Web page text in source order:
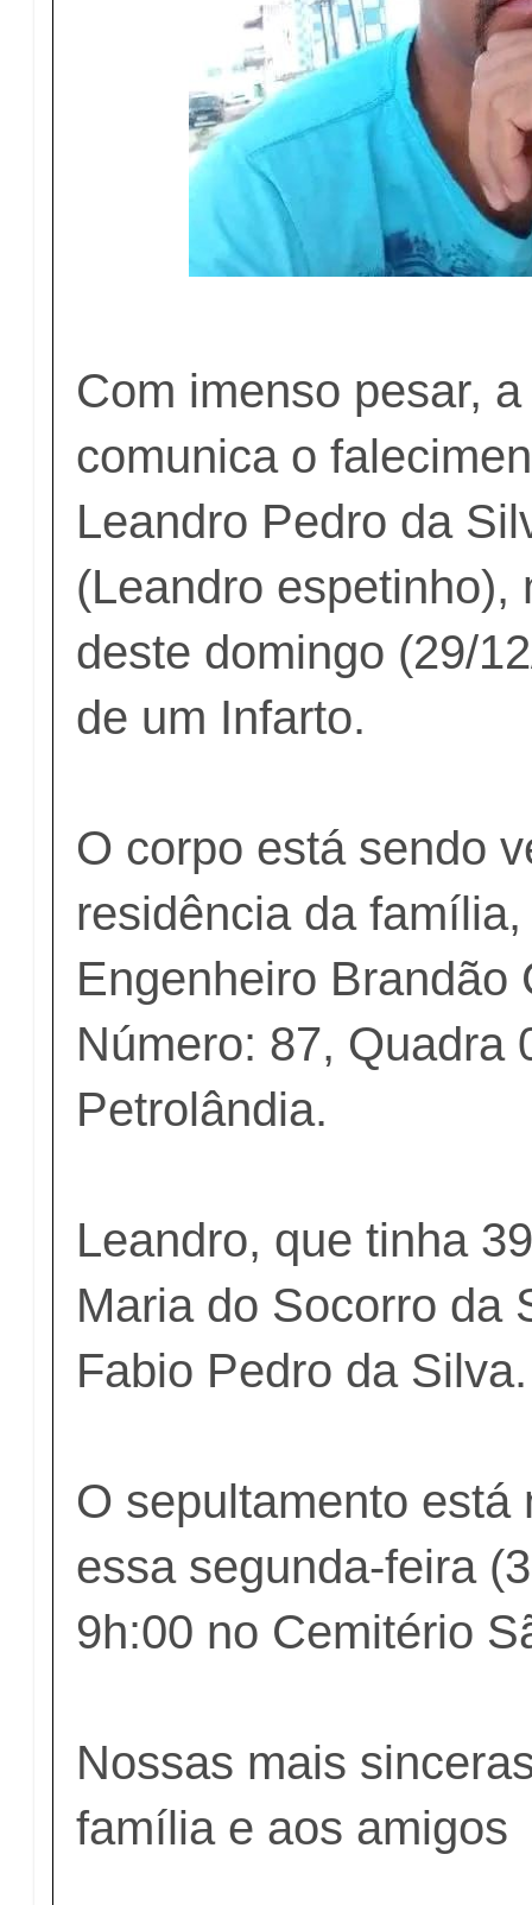
Com imenso pesar,
comunica o
Leandro Pedro da
(Leandro espetinho),
deste domingo (29/
de um Infarto.
O corpo está sendo
residência da
Engenheiro Brandão
Número: 87, Quadra
Petrolândia.
Leandro, que tinha
Maria do Socorro da
Fabio Pedro da Silva.
O sepultamento está
essa segunda-feira
9h:00 no Cemitério
Nossas mais
família e aos amigos